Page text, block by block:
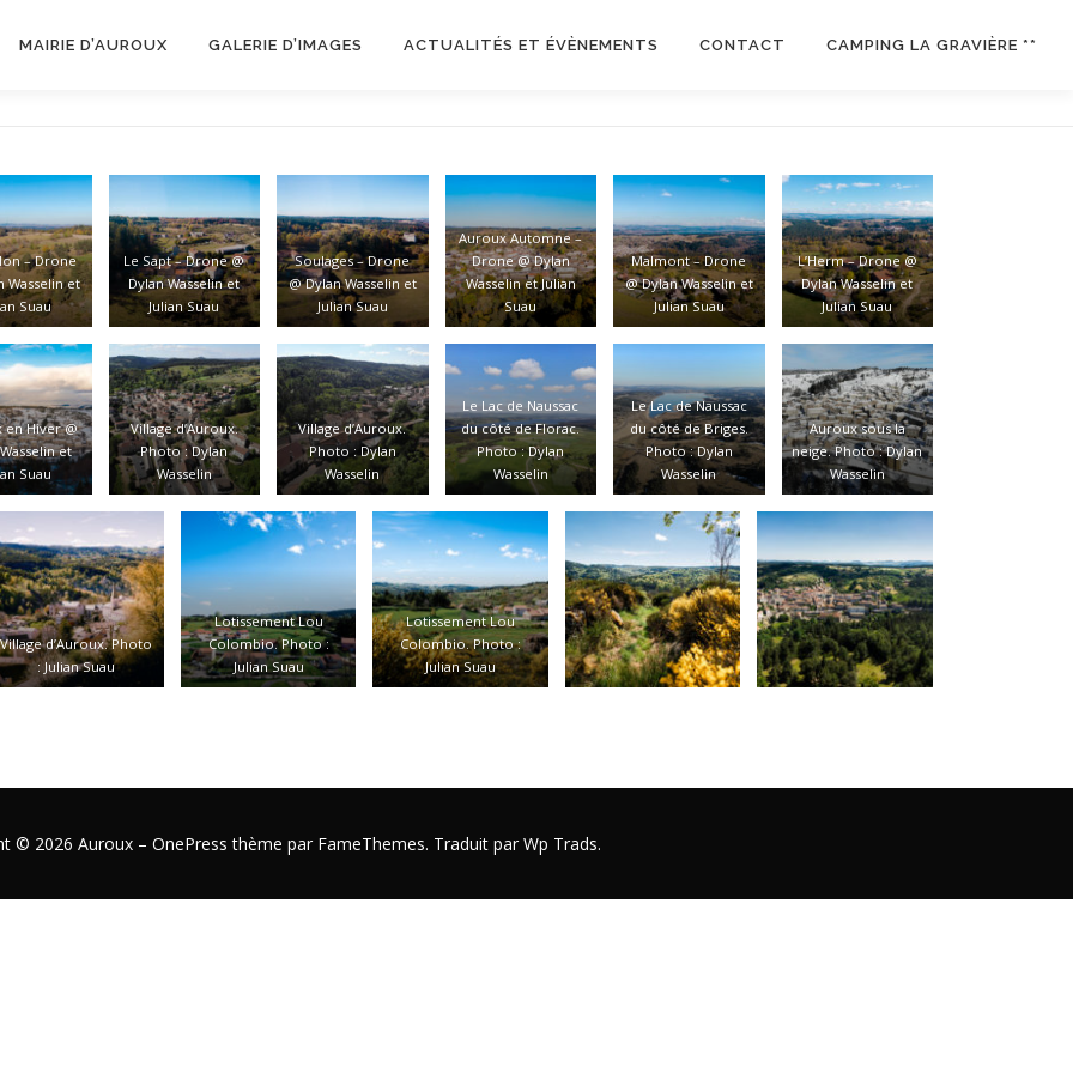
MAIRIE D’AUROUX GALERIE D’IMAGES ACTUALITÉS ET ÉVÈNEMENTS CONTACT CAMPING LA GRAVIÈRE **
– Drone
Wasselin et
Suau
Le Sapt – Drone @
Dylan Wasselin et
Julian Suau
Soulages – Drone
@ Dylan Wasselin et
Julian Suau
Auroux Automne –
Drone @ Dylan
Wasselin et Julian
Suau
Malmont – Drone
@ Dylan Wasselin et
Julian Suau
L’Herm – Drone @
Dylan Wasselin et
Julian Suau
en Hiver @
et
Suau
Village d’Auroux.
Photo : Dylan
Wasselin
Village d’Auroux.
Photo : Dylan
Wasselin
Le Lac de Naussac
du côté de Florac.
Photo : Dylan
Wasselin
Le Lac de Naussac
du côté de Briges.
Photo : Dylan
Wasselin
Auroux sous la
neige. Photo : Dylan
Wasselin
Village d’Auroux. Photo
: Julian Suau
Lotissement Lou
Colombio. Photo :
Julian Suau
Lotissement Lou
Colombio. Photo :
Julian Suau
© 2026 Auroux – OnePress thème par FameThemes. Traduit par Wp Trads.